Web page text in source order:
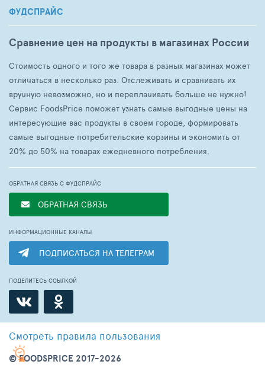
ФУДСПРАЙС
Сравнение цен на продукты в магазинах России
Стоимость одного и того же товара в разных магазинах может
отличаться в несколько раз. Отслеживать и сравнивать их
вручную невозможно, но и переплачивать больше не нужно!
Сервис FoodsPrice поможет узнать самые выгодные цены на
интересующие вас продукты в своем городе, формировать
самые выгодные потребительские корзины и экономить от
20% до 50% на товарах ежедневного потребления.
ОБРАТНАЯ СВЯЗЬ С ФУДСПРАЙС
ОБРАТНАЯ СВЯЗЬ
ИНФОРМАЦИОННЫЕ КАНАЛЫ
ПОДПИСАТЬСЯ НА ТЕЛЕГРАМ
ПОДЕЛИТЕСЬ ССЫЛКОЙ
© FOODSPRICE 2017-2026
Смотреть правила пользования